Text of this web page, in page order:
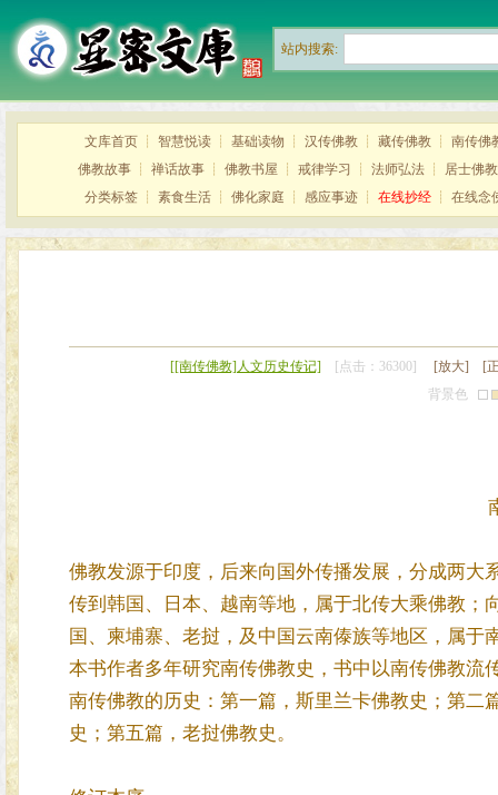
站内搜索:
文库首页 ┊ 智慧悦读 ┊ 基础读物 ┊ 汉传佛教 ┊ 藏传佛教 ┊ 南传佛
佛教故事 ┊ 禅话故事 ┊ 佛教书屋 ┊ 戒律学习 ┊ 法师弘法 ┊ 居士佛教
分类标签 ┊ 素食生活 ┊ 佛化家庭 ┊ 感应事迹 ┊ 在线抄经 ┊ 在线念
[[南传佛教]人文历史传记] [点击：36300] [放大]
[
背景色
佛教发源于印度，后来向国外传播发展，分成两大
传到韩国、日本、越南等地，属于北传大乘佛教；
国、柬埔寨、老挝，及中国云南傣族等地区，属于
本书作者多年研究南传佛教史，书中以南传佛教流
南传佛教的历史：第一篇，斯里兰卡佛教史；第二
史；第五篇，老挝佛教史。